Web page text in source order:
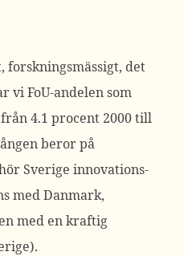
forskningsmässigt, det
vi FoU-andelen som
4.1 procent 2000 till
beror på
Sverige innovations-
med Danmark,
med en kraftig